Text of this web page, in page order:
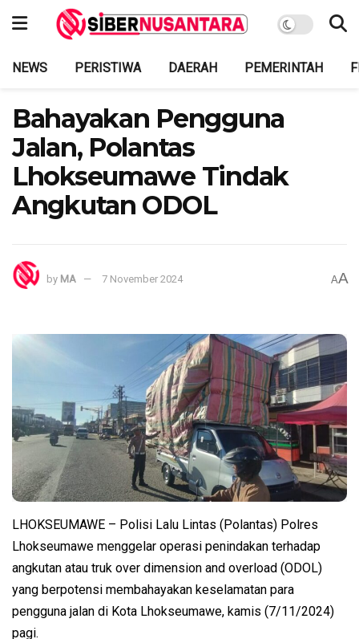
NEWS PERISTIWA DAERAH PEMERINTAH
Bahayakan Pengguna
Jalan, Polantas
Lhokseumawe Tindak
Angkutan ODOL
by MA 7 November 2024 AA
LHOKSEUMAWE – Polisi Lalu Lintas (Polantas) Polres
Lhokseumawe menggelar operasi penindakan terhadap
angkutan atau truk over dimension and overload (ODOL)
yang berpotensi membahayakan keselamatan para
pengguna jalan di Kota Lhokseumawe, kamis (7/11/2024)
pagi.